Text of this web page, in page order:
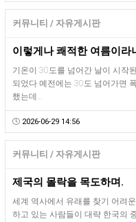
커뮤니티 / 자유게시판
이렇게나 쾌적한 여름이라
기온이 30도를 넘어간 날이 시작
되었다.예전에는 30도 넘어가면
했는데…
2026-06-29 14:56
커뮤니티 / 자유게시판
제국의 몰락을 목도하며.
세계 역사에서 유래를 찾기 어려
하고 있는 사람들이 대략 한국의